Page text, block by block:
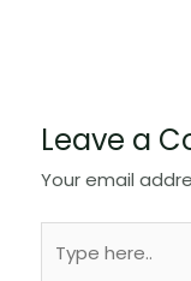
Leave a
Your email